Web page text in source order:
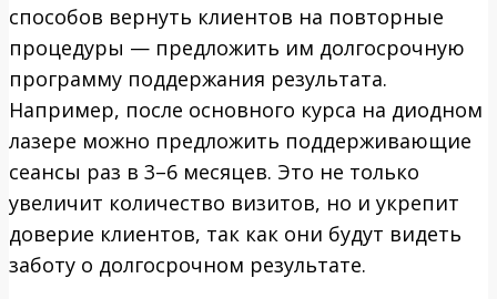
способов вернуть клиентов на повторные
процедуры — предложить им долгосрочную
программу поддержания результата.
Например, после основного курса на диодном
лазере можно предложить поддерживающие
сеансы раз в 3–6 месяцев. Это не только
увеличит количество визитов, но и укрепит
доверие клиентов, так как они будут видеть
заботу о долгосрочном результате.